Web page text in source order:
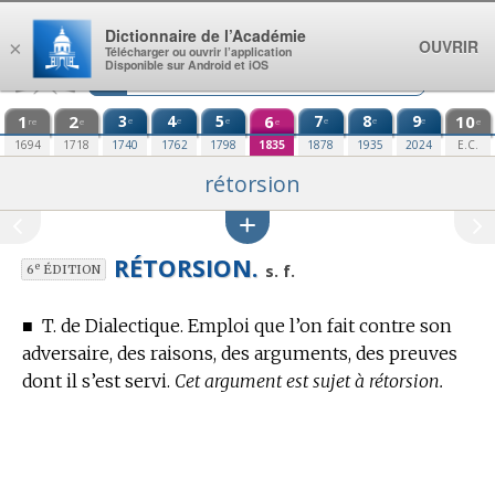
Aller au contenu
1 re
1694
2e
1718
3e
1740
4e
1762
5e
1798
6e
1835
7e
1878
8e
1935
9e
2024
10e
E.C.
rétorsion
6eÉDITION RÉTORSION. s. f.
■ T. de Dialectique. Emploi que l’on fait contre son
adversaire, des raisons, des arguments, des preuves
dont il s’est servi. Cet argument est sujet à rétorsion.
×
Dictionnaire de l’Académie
Télécharger ou ouvrir l’application
Disponible sur Android et iOS
OUVRIR